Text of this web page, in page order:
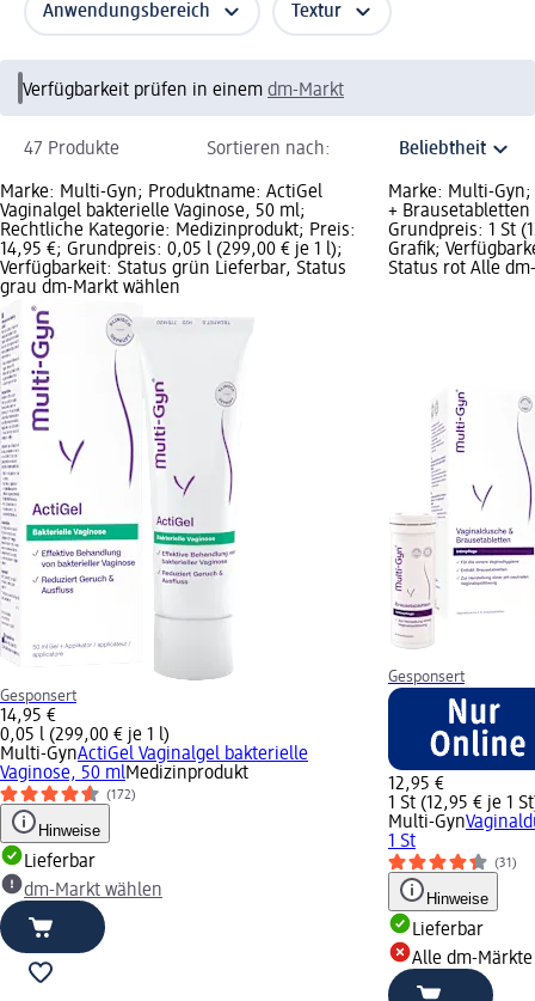
Anwendungsbereich Textur
Verfügbarkeit prüfen in einem dm-Markt
47 Produkte Sortieren nach:
Marke: Multi-Gyn; Produktname: ActiGel
Vaginalgel bakterielle Vaginose, 50 ml;
Rechtliche Kategorie: Medizinprodukt; Preis:
14,95 €; Grundpreis: 0,05 l (299,00 € je 1 l);
Verfügbarkeit: Status grün Lieferbar, Status
grau dm-Markt wählen
Gesponsert
14,95 €
0,05 l (299,00 € je 1 l)
Multi-GynActiGel Vaginalgel bakterielle
Vaginose, 50 mlMedizinprodukt
(172)
Hinweise
Lieferbar
dm-Markt wählen
Marke: Multi-
+ Brausetabletten
Grundpreis: 1 St
Grafik;
Status rot Alle
Gesponsert
12,95 €
1 St (12,95 € je 1
Multi-Gyn
1 St
(31)
Hinweise
Lieferbar
Alle dm-Märkte